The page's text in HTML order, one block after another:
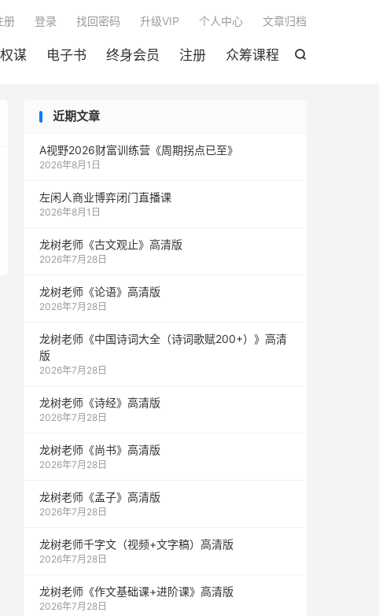

谋 电子书 终身会员 注册 众筹课程
册 登录 找回密码 升级VIP 个人中心 文章归档
近期文章
A视野2026财富训练营《周期拐点已至》
2026年8月1日
左闲人商业博弈闭门直播课
2026年8月1日
龙树老师《古文观止》高清版
2026年7月28日
龙树老师《论语》高清版
2026年7月28日
龙树老师《中国诗词大全（诗词歌赋200+）》高清
版
2026年7月28日
龙树老师《诗经》高清版
2026年7月28日
龙树老师《尚书》高清版
2026年7月28日
龙树老师《孟子》高清版
2026年7月28日
龙树老师千字文（视频+文字稿）高清版
2026年7月28日
龙树老师《作文基础课+进阶课》高清版
2026年7月28日